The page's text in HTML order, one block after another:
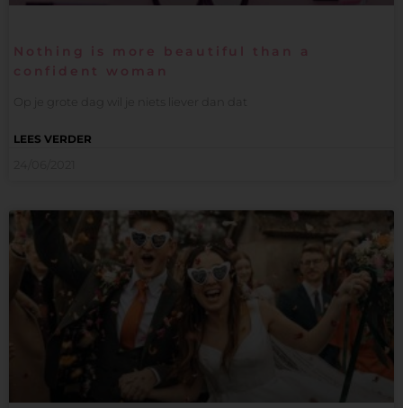
Nothing is more beautiful than a
confident woman
Op je grote dag wil je niets liever dan dat
LEES VERDER